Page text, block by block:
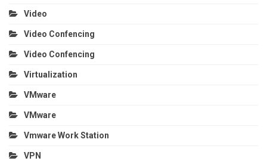
Video
Video Confencing
Video Confencing
Virtualization
VMware
VMware
Vmware Work Station
VPN